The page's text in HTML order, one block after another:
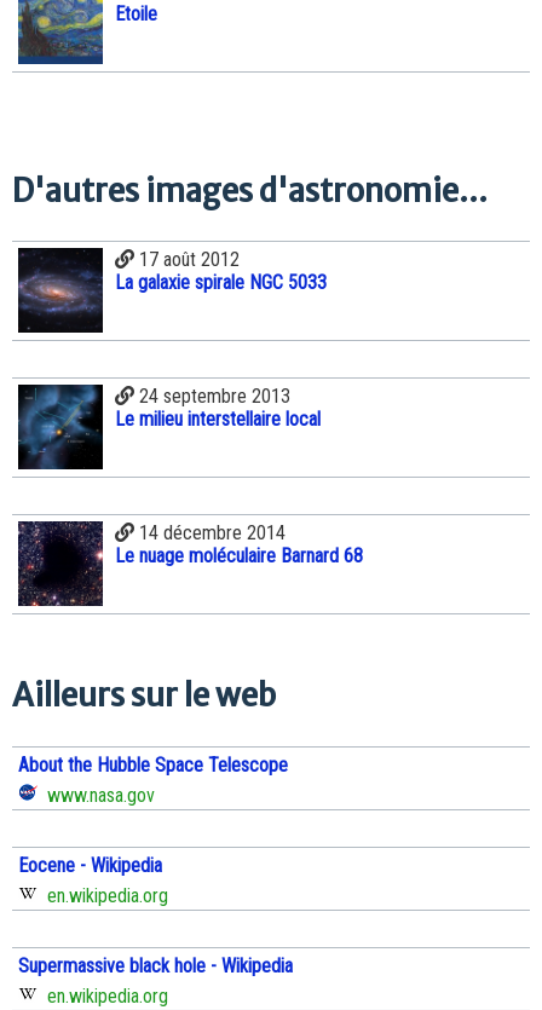
Etoile
D'autres images d'astronomie...
17 août 2012
La galaxie spirale NGC 5033
24 septembre 2013
Le milieu interstellaire local
14 décembre 2014
Le nuage moléculaire Barnard 68
Ailleurs sur le web
About the Hubble Space Telescope
www.nasa.gov
Eocene - Wikipedia
en.wikipedia.org
Supermassive black hole - Wikipedia
en.wikipedia.org